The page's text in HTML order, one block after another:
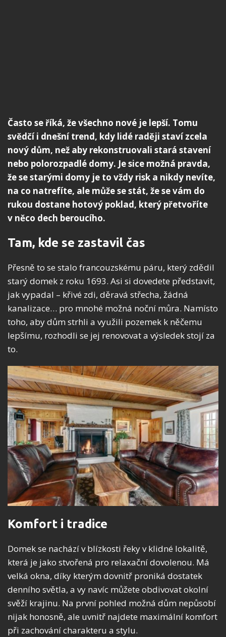
Často se říká, že všechno nové je lepší. Tomu
svědčí i dnešní trend, kdy lidé raději staví zcela
nový dům, než aby rekonstruovali stará stavení
nebo polorozpadlé domy. Je sice možná pravda,
že se starými domy je to vždy risk a nikdy nevíte,
na co natrefíte, ale může se stát, že se vám do
rukou dostane hotový poklad, který přetvoříte
v něco dech beroucího.
Tam, kde se zastavil čas
Přesně to se stalo francouzskému páru, který zdědil
starý domek z roku 1693. Asi si dovedete představit,
jak vypadal – křivé zdi, děravá střecha, žádná
kanalizace… pro mnohé možná noční můra. Namísto
toho, aby dům strhli a využili pozemek k něčemu
lepšímu, rozhodli se jej renovovat a výsledek stojí za
to.
Komfort i tradice
Domek se nachází v blízkosti řeky v klidné lokalitě,
která je jako stvořená pro relaxační dovolenou. Má
velká okna, díky kterým dovnitř proniká dostatek
denního světla, a vy navíc můžete obdivovat okolní
svěží krajinu. Na první pohled možná dům nepůsobí
nijak honosně, ale uvnitř najdete maximální komfort
při zachování charakteru a stylu.